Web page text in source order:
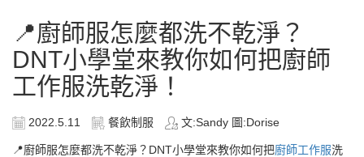
📍廚師服怎麼都洗不乾淨？
DNT小學堂來教你如何把廚師
工作服洗乾淨！
2022.5.11 餐飲制服 文:Sandy 圖:Dorise
📍廚師服怎麼都洗不乾淨？DNT小學堂來教你如何把廚師工作服洗